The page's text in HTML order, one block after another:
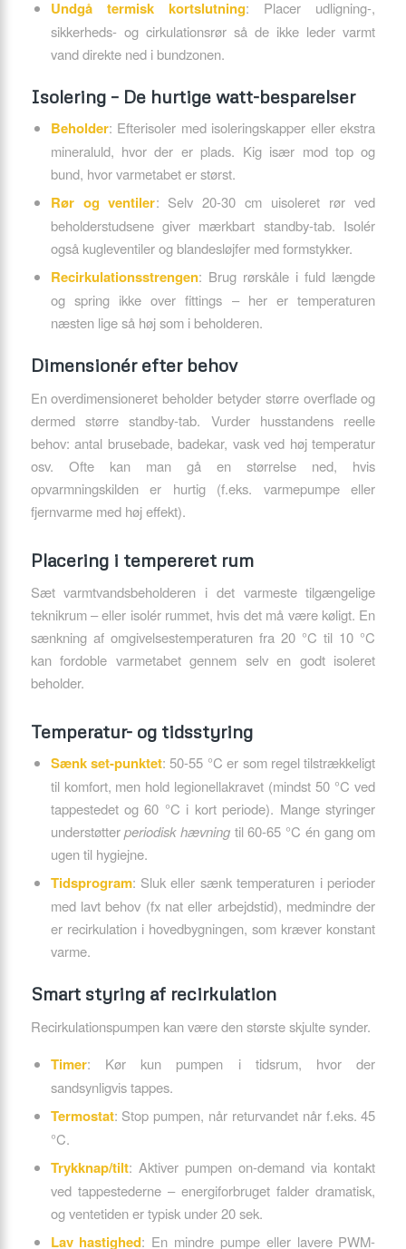
Undgå termisk kortslutning: Placer udligning-,
sikkerheds- og cirkulationsrør så de ikke leder varmt
vand direkte ned i bundzonen.
Isolering – De hurtige watt-besparelser
Beholder: Efterisoler med isoleringskapper eller ekstra
mineraluld, hvor der er plads. Kig især mod top og
bund, hvor varmetabet er størst.
Rør og ventiler: Selv 20-30 cm uisoleret rør ved
beholderstudsene giver mærkbart standby-tab. Isolér
også kugleventiler og blandesløjfer med formstykker.
Recirkulationsstrengen: Brug rørskåle i fuld længde
og spring ikke over fittings – her er temperaturen
næsten lige så høj som i beholderen.
Dimensionér efter behov
En overdimensioneret beholder betyder større overflade og
dermed større standby-tab. Vurder husstandens reelle
behov: antal brusebade, badekar, vask ved høj temperatur
osv. Ofte kan man gå en størrelse ned, hvis
opvarmningskilden er hurtig (f.eks. varmepumpe eller
fjernvarme med høj effekt).
Placering i tempereret rum
Sæt varmtvandsbeholderen i det varmeste tilgængelige
teknikrum – eller isolér rummet, hvis det må være køligt. En
sænkning af omgivelsestemperaturen fra 20 °C til 10 °C
kan fordoble varmetabet gennem selv en godt isoleret
beholder.
Temperatur- og tidsstyring
Sænk set-punktet: 50-55 °C er som regel tilstrækkeligt
til komfort, men hold legionellakravet (mindst 50 °C ved
tappestedet og 60 °C i kort periode). Mange styringer
understøtterperiodisk hævning til 60-65 °C én gang om
ugen til hygiejne.
Tidsprogram: Sluk eller sænk temperaturen i perioder
med lavt behov (fx nat eller arbejdstid), medmindre der
er recirkulation i hovedbygningen, som kræver konstant
varme.
Smart styring af recirkulation
Recirkulationspumpen kan være den største skjulte synder.
Timer: Kør kun pumpen i tidsrum, hvor der
sandsynligvis tappes.
Termostat: Stop pumpen, når returvandet når f.eks. 45
°C.
Trykknap/tilt: Aktiver pumpen on-demand via kontakt
ved tappestederne – energiforbruget falder dramatisk,
og ventetiden er typisk under 20 sek.
Lav hastighed: En mindre pumpe eller lavere PWM-